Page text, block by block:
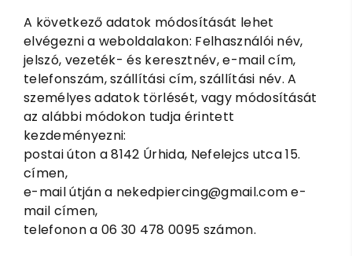
A következő adatok módosítását lehet
elvégezni a weboldalakon: Felhasználói név,
jelszó, vezeték- és keresztnév, e-mail cím,
telefonszám, szállítási cím, szállítási név. A
személyes adatok törlését, vagy módosítását
az alábbi módokon tudja érintett
kezdeményezni:
postai úton a 8142 Úrhida, Nefelejcs utca 15.
címen,
e-mail útján a nekedpiercing@gmail.com e-
mail címen,
telefonon a 06 30 478 0095 számon.